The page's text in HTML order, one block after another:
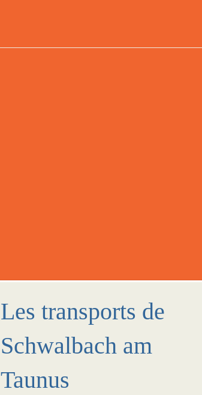
Les transports de
Schwalbach am
Taunus